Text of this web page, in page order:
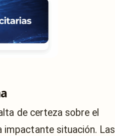
de certeza sobre el
impactante situación. Las